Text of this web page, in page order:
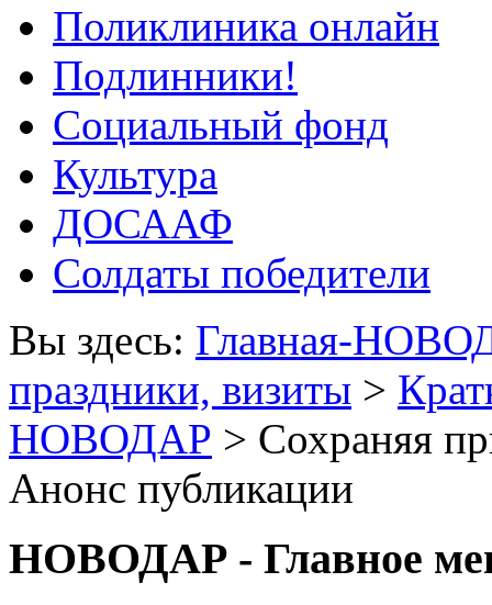
Поликлиника онлайн
Подлинники!
Социальный фонд
Культура
ДОСААФ
Солдаты победители
Вы здесь: Главная-
праздники, визиты >
НОВОДАР > Сохраняя
Анонс публикации
НОВОДАР - Главное